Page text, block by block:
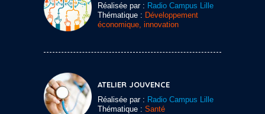
Réalisée par : Radio Campus Lille
Thématique : Développement
économique, innovation
ATELIER JOUVENCE
Réalisée par : Radio Campus Lille
Thématique : Santé